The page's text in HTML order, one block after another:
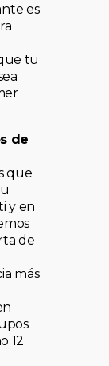
es
tu
de
que
y en
de
más
12